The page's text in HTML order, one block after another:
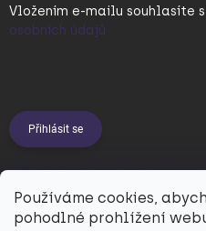
Používáme cookies,
pohodlné prohlížení
Vložením e-mailu souhlasíte s
osobních údajů
Přihlásit se
PŘIJÍMÁME ONLINE PLATBY